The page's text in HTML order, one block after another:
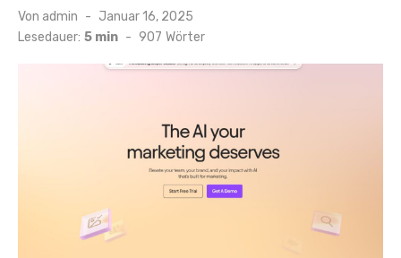
Von admin
Veröffentlicht
am
Januar 16, 2025
Lesedauer: 5 min - 907 Wörter